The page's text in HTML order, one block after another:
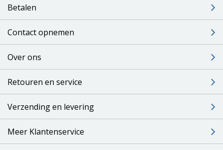
Betalen
Contact opnemen
Over ons
Retouren en service
Verzending en levering
Meer Klantenservice